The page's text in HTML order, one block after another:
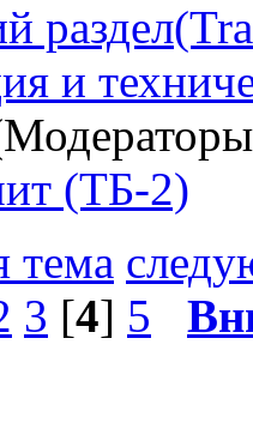
и
(ТБ-2)
тема
3 [4] 5